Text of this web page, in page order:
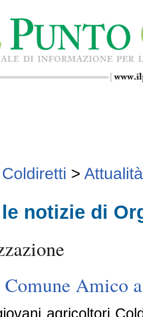
> Attualità
notizie di
Comune Amico
agricoltori